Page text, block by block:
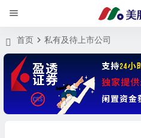
首页 私有及待上市公司